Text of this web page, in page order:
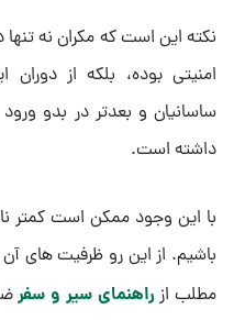
نکته این است که مکران نه
امنیتی بوده، بلکه از دوران
ساسانیان و بعدتر در بدو ورود
داشته است.
با این وجود ممکن است کمتر
باشیم. از این رو ظرفیت های
مطلب از راهنمای سیر و سفر